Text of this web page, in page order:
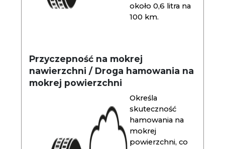
około 0,6 litra na
100 km.
Przyczepność na mokrej
nawierzchni / Droga hamowania na
mokrej powierzchni
Określa
skuteczność
hamowania na
mokrej
powierzchni, co